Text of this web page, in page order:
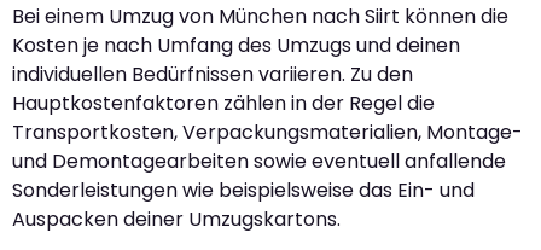
Bei einem Umzug von München nach Siirt können die
Kosten je nach Umfang des Umzugs und deinen
individuellen Bedürfnissen variieren. Zu den
Hauptkostenfaktoren zählen in der Regel die
Transportkosten, Verpackungsmaterialien, Montage-
und Demontagearbeiten sowie eventuell anfallende
Sonderleistungen wie beispielsweise das Ein- und
Auspacken deiner Umzugskartons.